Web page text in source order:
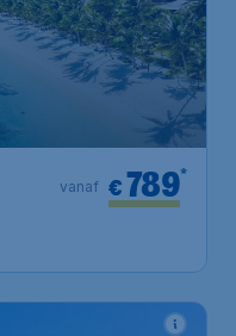
€789*
vanaf